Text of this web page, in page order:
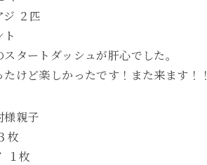
ジ ２匹
ト
タートダッシュが肝心でした。
たけど楽しかったです！また来ます！！
親子
枚
１枚